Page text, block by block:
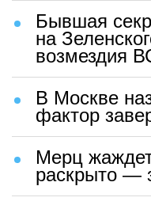
Бывшая
на
возмездия
В Москве
фактор
Мерц
раскрыто —